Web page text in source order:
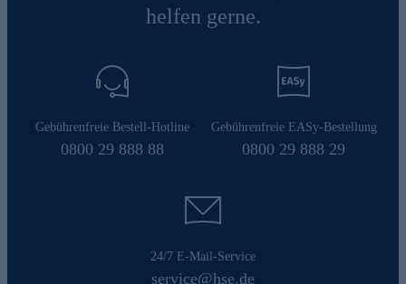
helfen gerne.
Gebührenfreie Bestell-Hotline
0800 29 888 88
Gebührenfreie EASy-Bestellung
0800 29 888 29
24/7 E-Mail-Service
service@hse.de